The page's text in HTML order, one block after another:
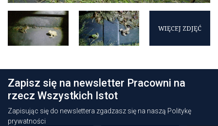
WIĘCEJ ZDJĘĆ
Zapisz się na newsletter Pracowni na
rzecz Wszystkich Istot
Zapisując się do newslettera zgadzasz się na naszą Politykę
prywatności